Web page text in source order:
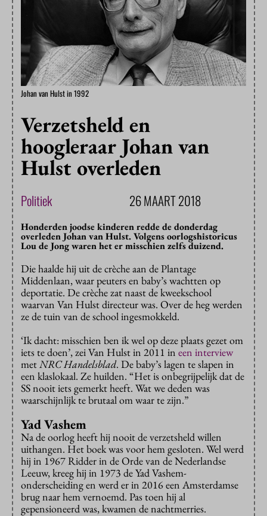
Johan van Hulst in 1992
Verzetsheld en
hoogleraar Johan van
Hulst overleden
Politiek 26 MAART 2018
Honderden joodse kinderen redde de donderdag
overleden Johan van Hulst. Volgens oorlogshistoricus
Lou de Jong waren het er misschien zelfs duizend.
Die haalde hij uit de crèche aan de Plantage
Middenlaan, waar peuters en baby’s wachtten op
deportatie. De crèche zat naast de kweekschool
waarvan Van Hulst directeur was. Over de heg werden
ze de tuin van de school ingesmokkeld.
‘Ik dacht: misschien ben ik wel op deze plaats gezet om
iets te doen’, zei Van Hulst in 2011 in een interview
metNRC Handelsblad. De baby’s lagen te slapen in
een klaslokaal. Ze huilden. “Het is onbegrijpelijk dat de
SS nooit iets gemerkt heeft. Wat we deden was
waarschijnlijk te brutaal om waar te zijn.”
Yad Vashem
Na de oorlog heeft hij nooit de verzetsheld willen
uithangen. Het boek was voor hem gesloten. Wel werd
hij in 1967 Ridder in de Orde van de Nederlandse
Leeuw, kreeg hij in 1973 de Yad Vashem-
onderscheiding en werd er in 2016 een Amsterdamse
brug naar hem vernoemd. Pas toen hij al
gepensioneerd was, kwamen de nachtmerries.